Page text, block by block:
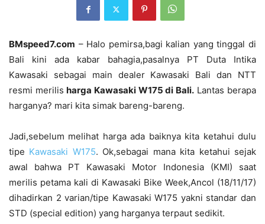
BMspeed7.com – Halo pemirsa,bagi kalian yang tinggal di
Bali kini ada kabar bahagia,pasalnya PT Duta Intika
Kawasaki sebagai main dealer Kawasaki Bali dan NTT
resmi merilis harga Kawasaki W175 di Bali. Lantas berapa
harganya? mari kita simak bareng-bareng.
Jadi,sebelum melihat harga ada baiknya kita ketahui dulu
tipe Kawasaki W175. Ok,sebagai mana kita ketahui sejak
awal bahwa PT Kawasaki Motor Indonesia (KMI) saat
merilis petama kali di Kawasaki Bike Week,Ancol (18/11/17)
dihadirkan 2 varian/tipe Kawasaki W175 yakni standar dan
STD (special edition) yang harganya terpaut sedikit.